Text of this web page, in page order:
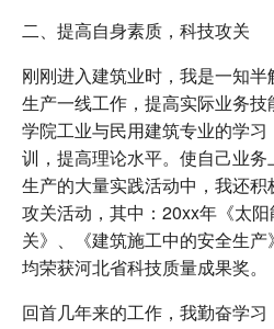
二、提高自身素质，科技攻关
刚刚进入建筑业时，我是一知
生产一线工作，提高实际业务
学院工业与民用建筑专业的学
训，提高理论水平。使自己业
生产的大量实践活动中，我还
攻关活动，其中：20xx年《太
关》、《建筑施工中的安全生
均荣获河北省科技质量成果奖。
回首几年来的工作，我勤奋学